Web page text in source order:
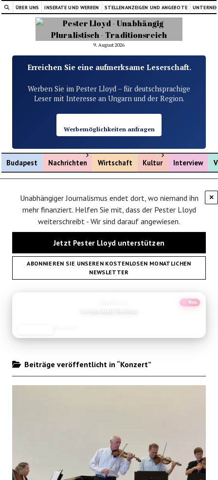
ÜBER UNS INSERATE UND WERBEN STELLENANZEIGEN UND ANGEBOTE
9. August 2026
Erreichen Sie eine aufmerksame Leserschaft.
Werben Sie im Pester Lloyd – für deutschsprachige
Leser mit Interesse an Ungarn und der Region.
Werbemöglichkeiten anfragen
Budapest Nachrichten
Menü öffnen
Wirtschaft Kultur
Menü öffnen
Interview
×
Unabhängiger Journalismus endet dort, wo niemand ihn
mehr finanziert. Helfen Sie mit, dass der Pester Lloyd
weiterschreibt - Wir sind darauf angewiesen.
Jetzt Pester Lloyd unterstützen
ABONNIEREN SIE UNSEREN KOSTENLOSEN MONATLICHEN
NEWSLETTER
Neu
Berlin Geheimtipps
Beiträge veröffentlicht in “Konzert”